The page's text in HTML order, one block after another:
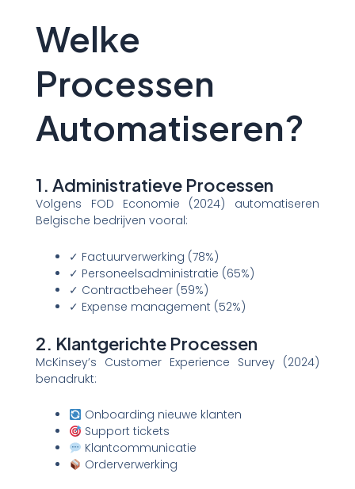
Welke
Processen
Automatiseren?
1. Administratieve Processen
Volgens FOD Economie (2024) automatiseren
Belgische bedrijven vooral:
✓ Factuurverwerking (78%)
✓ Personeelsadministratie (65%)
✓ Contractbeheer (59%)
✓ Expense management (52%)
2. Klantgerichte Processen
McKinsey’s Customer Experience Survey (2024)
benadrukt:
Onboarding nieuwe klanten
Support tickets
Klantcommunicatie
Orderverwerking